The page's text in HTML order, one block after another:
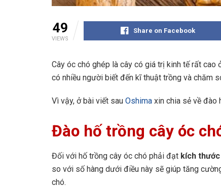
49
VIEWS
Share on Facebook
Cây óc chó ghép là cây có giá trị kinh tế rất
có nhiều người biết đến kĩ thuật trồng và chăm
Vì vậy, ở bài viết sau Oshima xin chia sẻ về đào
Đào hố trồng cây óc
Đối với hố trồng cây óc chó phải đạt kích
so với số hàng dưới điều này sẽ giúp tăng
chó.